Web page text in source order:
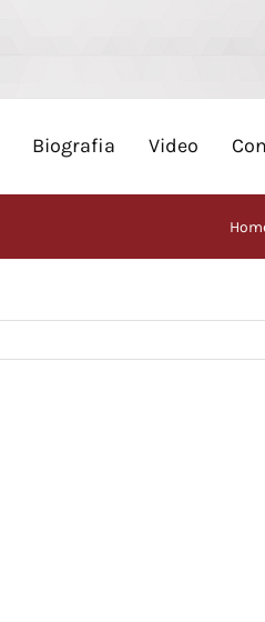
Biografia Video